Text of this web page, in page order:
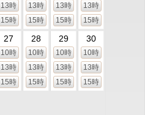
13時
15時
13時
15時
13時
15時
13時
15時
27
10時
13時
15時
28
10時
13時
15時
29
10時
13時
15時
30
10時
13時
15時